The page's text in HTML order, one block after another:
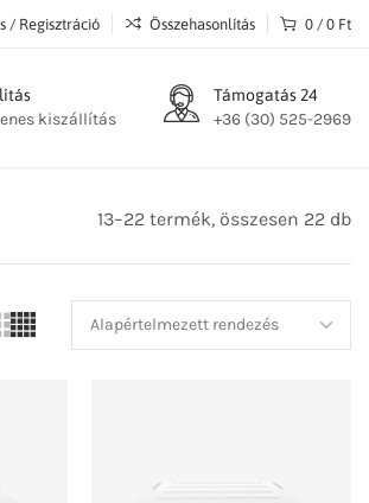
/ Regisztráció Összehasonlítás 0 / 0 Ft
kiszállítás
Támogatás 24
+36 (30) 525-2969
13–22 termék, összesen 22 db